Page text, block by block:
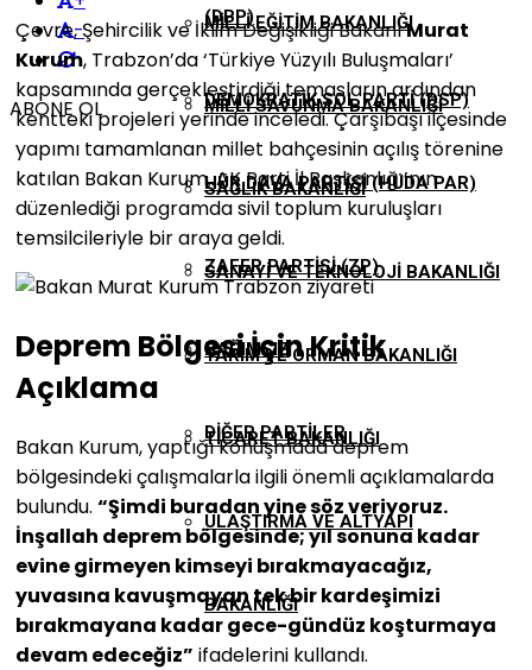
(DBP)
DEMOKRATIK SOL PARTI (DSP)
HÜR DAVA PARTISI (HÜDA PAR)
ZAFER PARTISI (ZP)
BAĞIMSIZ
DIĞER PARTILER
MILLI EĞITIM BAKANLIĞI
MILLI SAVUNMA BAKANLIĞI
SAĞLIK BAKANLIĞI
SANAYI VE TEKNOLOJI BAKANLIĞI
TARIM VE ORMAN BAKANLIĞI
TICARET BAKANLIĞI
ULAŞTIRMA VE ALTYAPI
BAKANLIĞI
-
ABONE OL
Çevre, Şehircilik ve İklim Değişikliği BakanıMurat
Kurum, Trabzon’da ‘Türkiye Yüzyılı Buluşmaları’
kapsamında gerçekleştirdiği temasların ardından
kentteki projeleri yerinde inceledi. Çarşıbaşı ilçesinde
yapımı tamamlanan millet bahçesinin açılış törenine
katılan Bakan Kurum, AK Parti İl Başkanlığı’nın
düzenlediği programda sivil toplum kuruluşları
temsilcileriyle bir araya geldi.
Deprem Bölgesi İçin Kritik
Açıklama
Bakan Kurum, yaptığı konuşmada deprem
bölgesindeki çalışmalarla ilgili önemli açıklamalarda
bulundu. “Şimdi buradan yine söz veriyoruz.
İnşallah deprem bölgesinde; yıl sonuna kadar
evine girmeyen kimseyi bırakmayacağız,
yuvasına kavuşmayan tek bir kardeşimizi
bırakmayana kadar gece-gündüz koşturmaya
devam edeceğiz” ifadelerini kullandı.